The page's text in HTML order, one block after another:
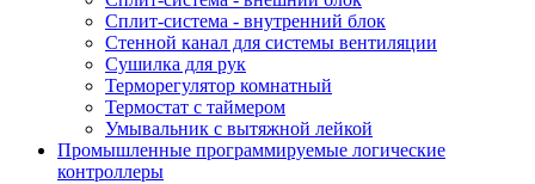
Сплит-система - внутренний блок
Стенной канал для системы вентиляции
Сушилка для рук
Терморегулятор комнатный
Термостат с таймером
Умывальник с вытяжной лейкой
Промышленные программируемые логические
контроллеры